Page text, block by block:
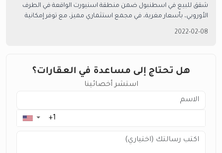
شقق للبيع في اسطنبول ضمن منطقة اسنيورت الواقعة في الطرف
الأوروبي، بأسعار مغرية، في مجمع استثماري مميز، مع توفر إمكانية
2022-02-08
هل تحتاج إلى مساعدة في العقارات؟
استشر أخصائينا
▼